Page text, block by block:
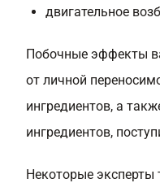
двигательное
Побочные эффекты
от личной
ингредиентов, а
ингредиентов,
Некоторые эксперты